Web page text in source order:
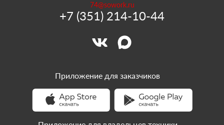
74@sowork.ru
+7 (351) 214-10-44
Приложение для заказчиков